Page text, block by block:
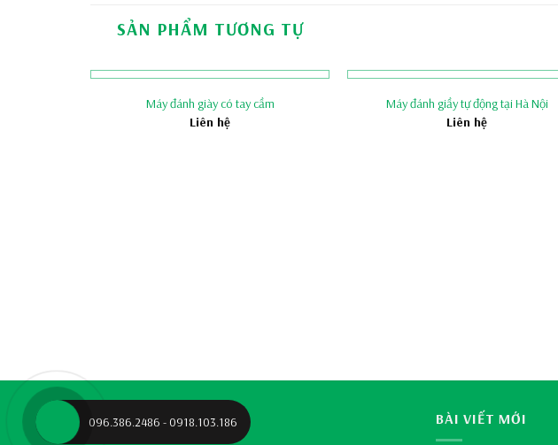
SẢN PHẨM TƯƠNG TỰ
Máy đánh giày có tay cầm
Liên hệ
Máy đánh giầy tự động tại Hà Nội
Liên hệ
VỀ CHÚNG TÔI BÀI VIẾT MỚI
096.386.2486 - 0918.103.186